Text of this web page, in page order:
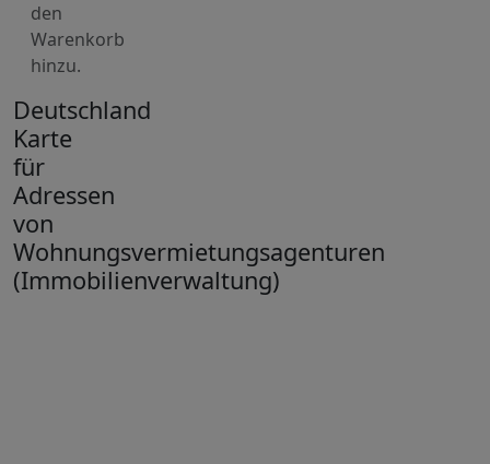
den
Warenkorb
hinzu.
Deutschland
Karte
für
Adressen
von
Wohnungsvermietungsagenturen
(Immobilienverwaltung)